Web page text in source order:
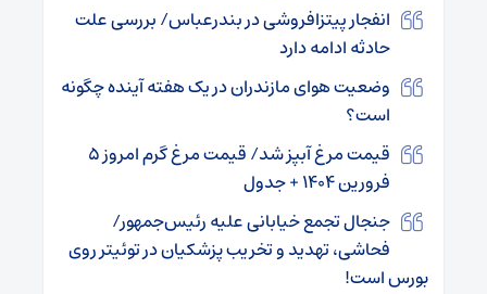
انفجار پیتزافروشی در بندرعباس/ بررسی علت
حادثه ادامه دارد
وضعیت هوای مازندران در یک هفته آینده چگونه
است؟
قیمت مرغ آبپز شد/ قیمت مرغ گرم امروز ۵
فرورین ۱۴۰۴ + جدول
جنجال تجمع خیابانی علیه رئیس‌جمهور/
فحاشی، تهدید و تخریب پزشکیان در توئیتر روی
بورس است!